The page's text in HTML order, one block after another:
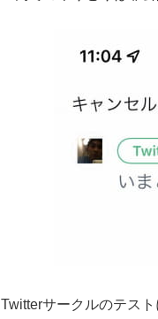
Twitterサークルのテス